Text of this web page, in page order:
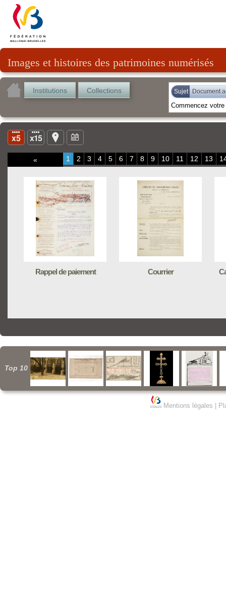
Images et histoires des patrimoines numérisés
Institutions Collections Sujet Document
« 1 2 3 4 5 6 7 8 9 10 11 12 13
Rappel de paiement Courrier
Top 10
Mentions légales